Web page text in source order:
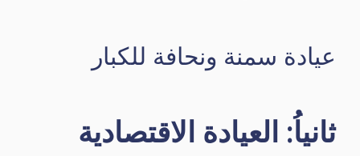
عيادة سمنة ونحافة للكبار
ثانياُ: العيادة الاقتصادية